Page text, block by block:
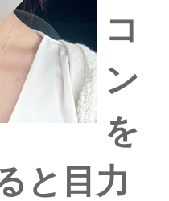
コ
ン
を
と目力